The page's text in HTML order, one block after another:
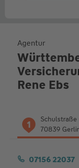
Agentur
Rene Ebs
Adressen
1
Schulstraße
70839
07156 22037